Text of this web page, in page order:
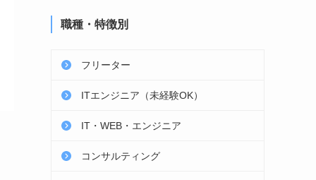
職種・特徴別
フリーター
ITエンジニア（未経験OK）
IT・WEB・エンジニア
コンサルティング